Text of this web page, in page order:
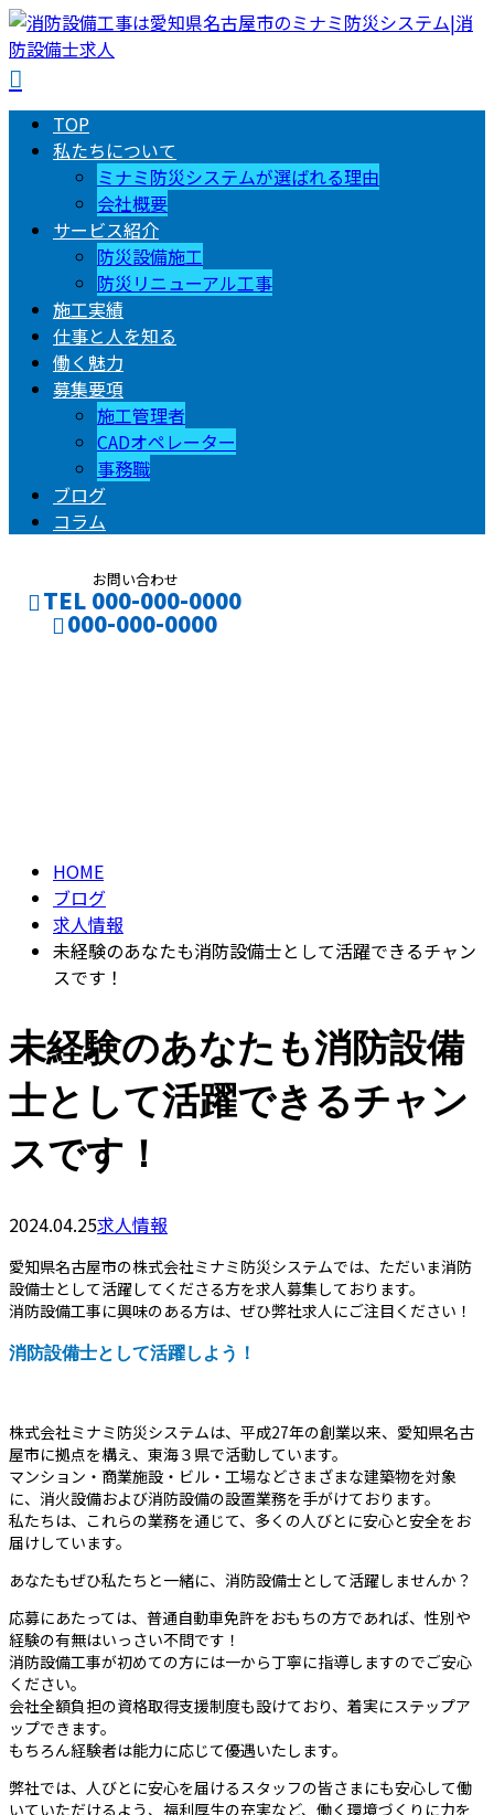
TOP
私たちについて
ミナミ防災システムが選ばれる理由
会社概要
サービス紹介
防災設備施工
防災リニューアル工事
施工実績
仕事と人を知る
働く魅力
募集要項
施工管理者
CADオペレーター
事務職
ブログ
コラム
お問い合わせ
TEL 000-000-0000
000-000-0000
HOME
ブログ
求人情報
未経験のあなたも消防設備士として活躍できるチャン
スです！
未経験のあなたも消防設備
士として活躍できるチャン
スです！
2024.04.25求人情報
愛知県名古屋市の株式会社ミナミ防災システムでは、ただいま消防
設備士として活躍してくださる方を求人募集しております。
消防設備工事に興味のある方は、ぜひ弊社求人にご注目ください！
消防設備士として活躍しよう！
株式会社ミナミ防災システムは、平成27年の創業以来、愛知県名古
屋市に拠点を構え、東海３県で活動しています。
マンション・商業施設・ビル・工場などさまざまな建築物を対象
に、消火設備および消防設備の設置業務を手がけております。
私たちは、これらの業務を通じて、多くの人びとに安心と安全をお
届けしています。
あなたもぜひ私たちと一緒に、消防設備士として活躍しませんか？
応募にあたっては、普通自動車免許をおもちの方であれば、性別や
経験の有無はいっさい不問です！
消防設備工事が初めての方には一から丁寧に指導しますのでご安心
ください。
会社全額負担の資格取得支援制度も設けており、着実にステップア
ップできます。
もちろん経験者は能力に応じて優遇いたします。
弊社では、人びとに安心を届けるスタッフの皆さまにも安心して働
いていただけるよう、福利厚生の充実など、働く環境づくりに力を